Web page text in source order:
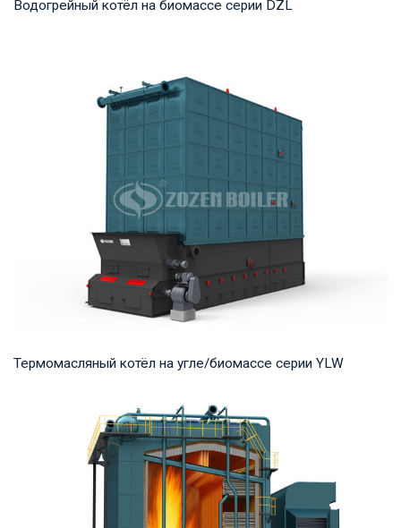
Водогрейный котёл на биомассе серии DZL
мощность продукта: 1,4-14 МВт Температура ...
Термомасляный котёл на угле/биомассе серии YLW
Термомасло Рабочее давление: 0,8-1,0 МПа Тепловая
мощность продукта: 1,400-29,000 кВт Температ...